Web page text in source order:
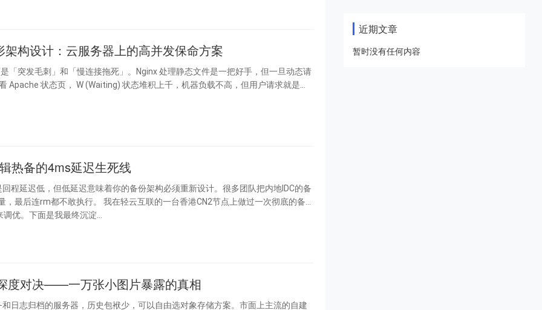
构设计：云服务器上的高并发保命方案
，机器负载不高，但用户请求就是转
热备的4ms延迟生死线
程延迟低，但低延迟意味着你的备份架构必须重新设计。很多团队把内地IDC的备
的一台香港CN2节点上做过一次彻底的备
优。下面是我最终沉淀...
度对决——一万张小图片暴露的真相
近期文章
暂时没有任何内容